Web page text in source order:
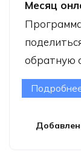
Месяц
обратную